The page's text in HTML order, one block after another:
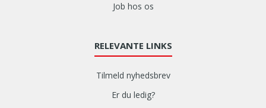
Job hos os
RELEVANTE LINKS
Tilmeld nyhedsbrev
Er du ledig?